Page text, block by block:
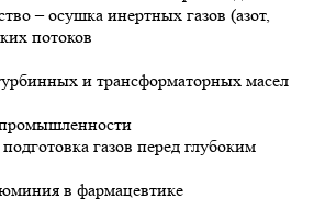
– осушка инертных газов (азот,
потоков
и трансформаторных масел
газов перед глубоким